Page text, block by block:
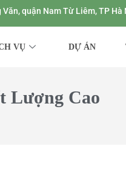
quận Nam Từ Liêm, TP Hà
VỤ DỰ ÁN
Lượng Cao